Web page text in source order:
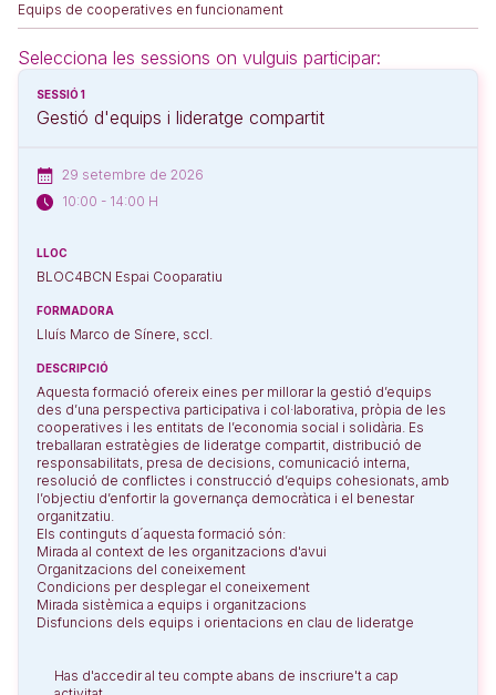
Equips de cooperatives en funcionament
Selecciona les sessions on vulguis participar:
SESSIÓ 1
Gestió d'equips i lideratge compartit
29 setembre de 2026
10:00 - 14:00 H
LLOC
BLOC4BCN Espai Cooparatiu
FORMADORA
Lluís Marco de Sínere, sccl.
DESCRIPCIÓ
Aquesta formació ofereix eines per millorar la gestió d’equips
des d’una perspectiva participativa i col·laborativa, pròpia de les
cooperatives i les entitats de l’economia social i solidària. Es
treballaran estratègies de lideratge compartit, distribució de
responsabilitats, presa de decisions, comunicació interna,
resolució de conflictes i construcció d’equips cohesionats, amb
l’objectiu d’enfortir la governança democràtica i el benestar
organitzatiu.
Els continguts d´aquesta formació són:
Mirada al context de les organitzacions d'avui
Organitzacions del coneixement
Condicions per desplegar el coneixement
Mirada sistèmica a equips i organitzacions
Disfuncions dels equips i orientacions en clau de lideratge
Has d'accedir al teu compte abans de inscriure't a cap